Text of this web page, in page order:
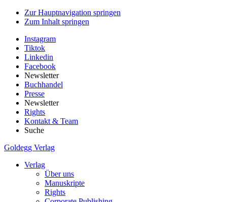
Zur Hauptnavigation springen
Zum Inhalt springen
Instagram
Tiktok
Linkedin
Facebook
Newsletter
Buchhandel
Presse
Newsletter
Rights
Kontakt & Team
Suche
Goldegg Verlag
Verlag
Über uns
Manuskripte
Rights